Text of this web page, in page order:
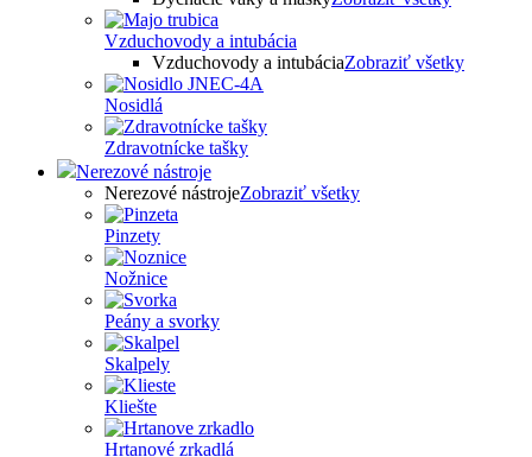
Vzduchovody a intubácia
Vzduchovody a intubáciaZobraziť všetky
Nosidlá
Zdravotnícke tašky
Nerezové nástroje
Nerezové nástrojeZobraziť všetky
Pinzety
Nožnice
Peány a svorky
Skalpely
Kliešte
Hrtanové zrkadlá